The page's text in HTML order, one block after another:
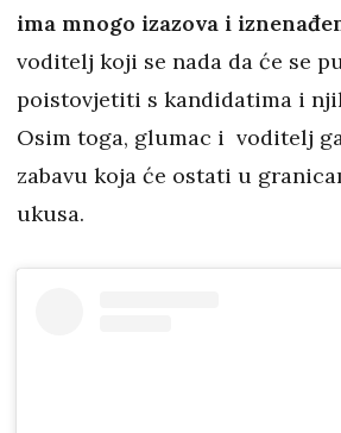
ima mnogo izazova i
voditelj koji se nada da će se
poistovjetiti s kandidatima i
Osim toga, glumac i voditelj
zabavu koja će ostati u
ukusa.